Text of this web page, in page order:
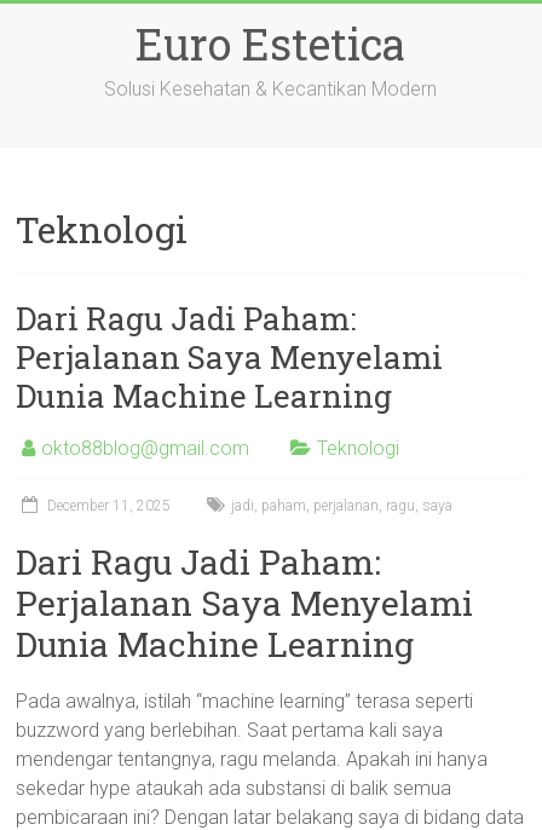
Euro Estetica
Solusi Kesehatan & Kecantikan Modern
Teknologi
Dari Ragu Jadi Paham:
Perjalanan Saya Menyelami
Dunia Machine Learning
okto88blog@gmail.com Teknologi
December 11, 2025 jadi, paham, perjalanan, ragu, saya
Dari Ragu Jadi Paham:
Perjalanan Saya Menyelami
Dunia Machine Learning
Pada awalnya, istilah “machine learning” terasa seperti
buzzword yang berlebihan. Saat pertama kali saya
mendengar tentangnya, ragu melanda. Apakah ini hanya
sekedar hype ataukah ada substansi di balik semua
pembicaraan ini? Dengan latar belakang saya di bidang data